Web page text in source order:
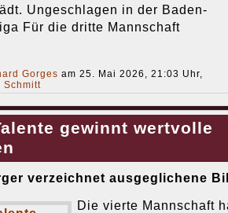
Ungeschlagen in der Baden-
Für die dritte Mannschaft
Gorges am 25. Mai 2026, 21:03 Uhr,
Schmitt
gewinnt wertvolle
verzeichnet ausgeglichene
Die vierte Mannschaft